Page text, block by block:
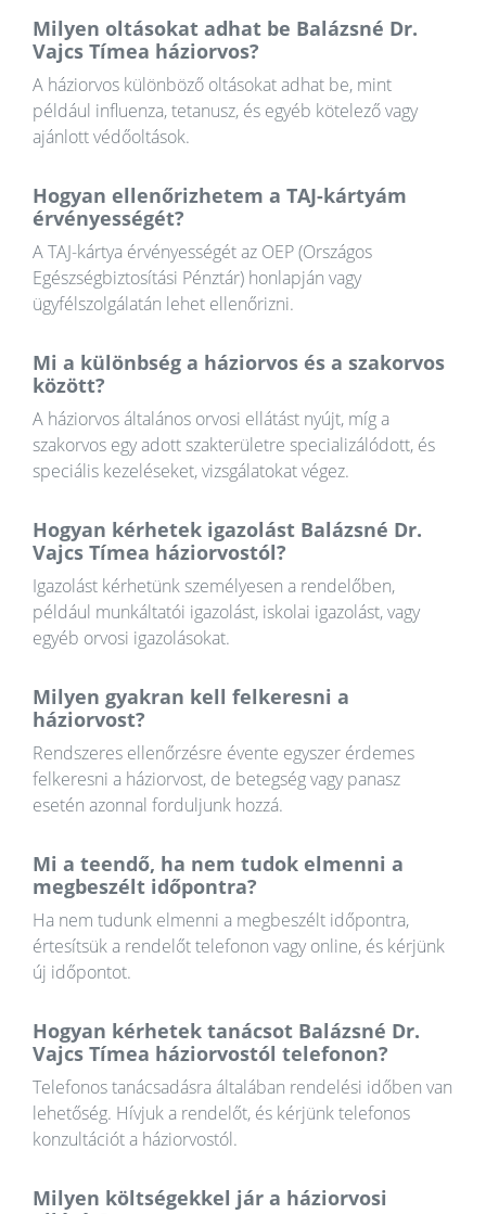
Milyen oltásokat adhat be Balázsné Dr.
Vajcs Tímea háziorvos?
A háziorvos különböző oltásokat adhat be, mint
például influenza, tetanusz, és egyéb kötelező vagy
ajánlott védőoltások.
Hogyan ellenőrizhetem a TAJ-kártyám
érvényességét?
A TAJ-kártya érvényességét az OEP (Országos
Egészségbiztosítási Pénztár) honlapján vagy
ügyfélszolgálatán lehet ellenőrizni.
Mi a különbség a háziorvos és a szakorvos
között?
A háziorvos általános orvosi ellátást nyújt, míg a
szakorvos egy adott szakterületre specializálódott, és
speciális kezeléseket, vizsgálatokat végez.
Hogyan kérhetek igazolást Balázsné Dr.
Vajcs Tímea háziorvostól?
Igazolást kérhetünk személyesen a rendelőben,
például munkáltatói igazolást, iskolai igazolást, vagy
egyéb orvosi igazolásokat.
Milyen gyakran kell felkeresni a
háziorvost?
Rendszeres ellenőrzésre évente egyszer érdemes
felkeresni a háziorvost, de betegség vagy panasz
esetén azonnal forduljunk hozzá.
Mi a teendő, ha nem tudok elmenni a
megbeszélt időpontra?
Ha nem tudunk elmenni a megbeszélt időpontra,
értesítsük a rendelőt telefonon vagy online, és kérjünk
új időpontot.
Hogyan kérhetek tanácsot Balázsné Dr.
Vajcs Tímea háziorvostól telefonon?
Telefonos tanácsadásra általában rendelési időben van
lehetőség. Hívjuk a rendelőt, és kérjünk telefonos
konzultációt a háziorvostól.
Milyen költségekkel jár a háziorvosi